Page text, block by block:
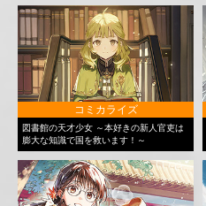
コミカライズ
図書館の天才少女 ～本好きの新人官吏は
膨大な知識で国を救います！～